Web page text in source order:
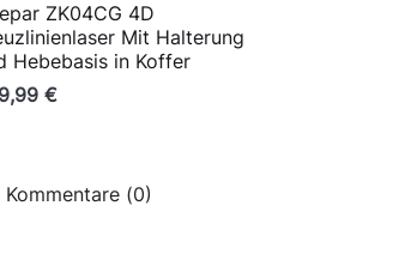
 Vorschau
ZK04CG 4D
Mit Halterung
Hebebasis in Koffer
€
Kommentare (0)